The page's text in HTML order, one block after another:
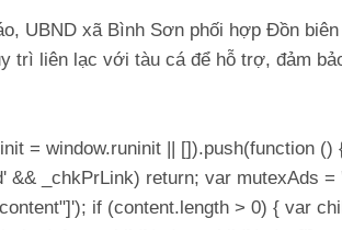
UBND xã Bình Sơn phối hợp Đồn
trì liên lạc với tàu cá để hỗ trợ, đảm
= window.runinit || []).push(function
&& _chkPrLink) return; var mutexAds
if (content.length > 0) { var